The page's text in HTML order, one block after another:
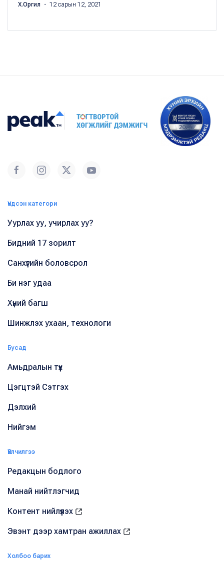
Х.Оргил ・ 12 сарын 12, 2021
Үндсэн категори
Уурлах уу, учирлах уу?
Бидний 17 зорилт
Санхүүгийн боловсрол
Би нэг удаа
Хүний багш
Шинжлэх ухаан, технологи
Бусад
Амьдралын түүх
Цэгцтэй Сэтгэх
Дэлхий
Нийгэм
Үйлчилгээ
Редакцын бодлого
Манай нийтлэгчид
Контент нийлүүлэх
Эвэнт дээр хамтран ажиллах
Холбоо барих